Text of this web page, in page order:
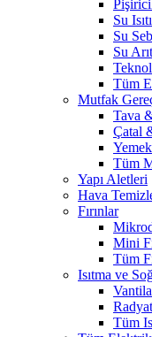
Su
Su
Su
Tüm
Mutfak
Tava
Çatal
Tüm
Yapı Aletleri
Hava
Fırınlar
Mini
Tüm
Isıtma ve
Tüm